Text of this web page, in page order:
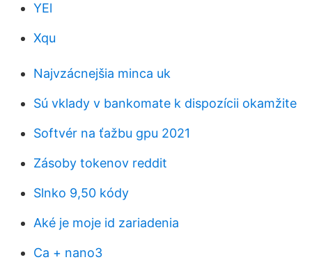
YEl
Xqu
Najvzácnejšia minca uk
Sú vklady v bankomate k dispozícii okamžite
Softvér na ťažbu gpu 2021
Zásoby tokenov reddit
Slnko 9,50 kódy
Aké je moje id zariadenia
Ca + nano3